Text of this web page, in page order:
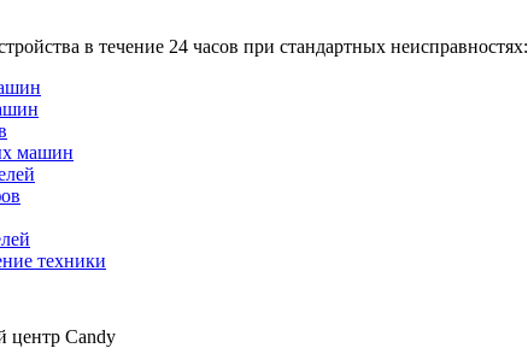
в течение 24 часов при стандартных неисправностях:
машин
техники
центр Candy